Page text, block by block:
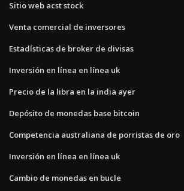
Sitio web acst stock
Venta comercial de inversores
Estadísticas de broker de divisas
Inversión en línea en línea uk
Precio de la libra en la india ayer
Depósito de monedas base bitcoin
Competencia australiana de porristas de oro
Inversión en línea en línea uk
Cambio de monedas en bucle